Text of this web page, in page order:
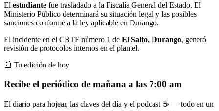
El estudiante fue trasladado a la Fiscalía General del Estado. El
Ministerio Público determinará su situación legal y las posibles
sanciones conforme a la ley aplicable en Durango.
El incidente en el CBTF número 1 de El Salto, Durango, generó
revisión de protocolos internos en el plantel.
📰 Tu edición de hoy
Recibe el periódico de mañana a las 7:00 am
El diario para hojear, las claves del día y el podcast ☕ — todo en un